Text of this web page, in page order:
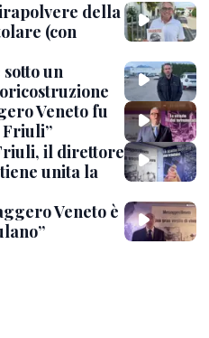
della
(con
un
Veneto fu
il direttore
unita la
Veneto è